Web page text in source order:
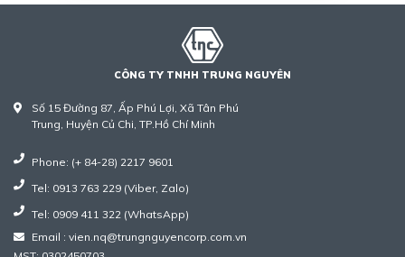
CÔNG TY TNHH TRUNG NGUYÊN
Số 15 Đường 87, Ấp Phú Lợi, Xã Tân Phú
Trung, Huyện Củ Chi, TP.Hồ Chí Minh
Phone: (+ 84-28) 2217 9601
Tel: 0913 763 229 (Viber, Zalo)
Tel: 0909 411 322 (WhatsApp)
Email : vien.nq@trungnguyencorp.com.vn